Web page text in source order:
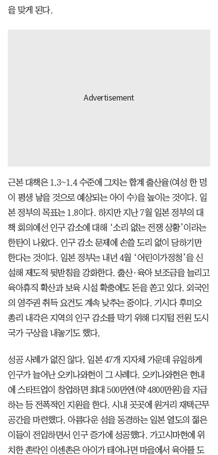
을 맞게 된다.
근본 대책은 1.3~1.4 수준에 그치는 합계 출산율(여성 한 명
이 평생 낳을 것으로 예상되는 아이 수)을 높이는 것이다. 일
본 정부의 목표는 1.8이다. 하지만 지난 7월 일본 정부의 대
책 회의에선 인구 감소에 대해 ‘소리 없는 전쟁 상황’이라는
한탄이 나왔다. 인구 감소 문제에 손쓸 도리 없이 당하기만
한다는 것이다. 일본 정부는 내년 4월 ‘어린이가정청’을 신
설해 제도적 뒷받침을 강화한다. 출산·육아 보조금을 늘리고
육아휴직 확산과 보육 시설 확충에도 돈을 쏟고 있다. 외국인
의 영주권 취득 요건도 계속 낮추는 중이다. 기시다 후미오
총리 내각은 지역의 인구 감소를 막기 위해 디지털 전원 도시
국가 구상을 내놓기도 했다.
성공 사례가 없진 않다. 일본 47개 지자체 가운데 유일하게
인구가 늘어난 오키나와현이 그 사례다. 오키나와현은 현내
에 스타트업이 창업하면 최대 500만엔(약 4800만원)을 지급
하는 등 전폭적인 지원을 한다. 시내 곳곳에 원거리 재택근무
공간을 마련했다. 아름다운 섬을 동경하는 일본 열도의 젊은
이들이 전입하면서 인구 증가에 성공했다. 가고시마현에 위
치한 촌락인 이센촌은 아이가 태어나면 마을에서 육아를 도